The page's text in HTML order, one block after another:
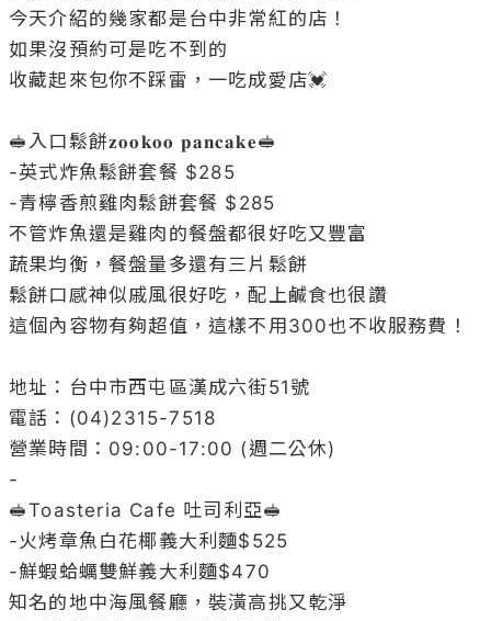
今天介紹的幾家都是台中非常紅的店！
如果沒預約可是吃不到的
收藏起來包你不踩雷，一吃成愛店💓
🥪入口鬆餅𝐳𝐨𝐨𝐤𝐨𝐨 𝐩𝐚𝐧𝐜𝐚𝐤𝐞🥪
-英式炸魚鬆餅套餐 $285
-青檸香煎雞肉鬆餅套餐 $285⠀⠀⠀⠀⠀⠀⠀⠀⠀​
不管炸魚還是雞肉的餐盤都很好吃又豐富
蔬果均衡，餐盤量多還有三片鬆餅
鬆餅口感神似戚風很好吃，配上鹹食也很讚
這個內容物有夠超值，這樣不用300也不收服務費！
地址：台中市西屯區漢成六街51號
電話：(04)2315-7518
營業時間：09:00-17:00 (週二公休)
-
🥪Toasteria Cafe 吐司利亞🥪
-火烤章魚白花椰義大利麵$525
-鮮蝦蛤蠣雙鮮義大利麵$470
知名的地中海風餐廳，裝潢高挑又乾淨